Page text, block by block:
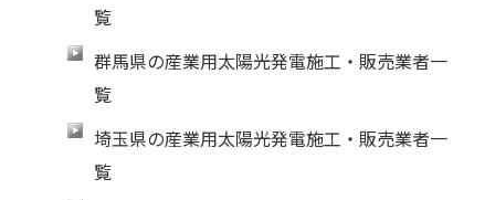
覧
群馬県の産業用太陽光発電施工・販売業者一
覧
埼玉県の産業用太陽光発電施工・販売業者一
覧